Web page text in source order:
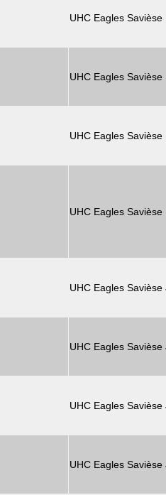
UHC Eagles Savièse
UHC Eagles Savièse
UHC Eagles Savièse
UHC Eagles Savièse
UHC Eagles Savièse
UHC Eagles Savièse
UHC Eagles Savièse
UHC Eagles Savièse